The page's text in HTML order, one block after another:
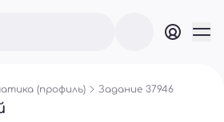
(профиль) Задание 37946